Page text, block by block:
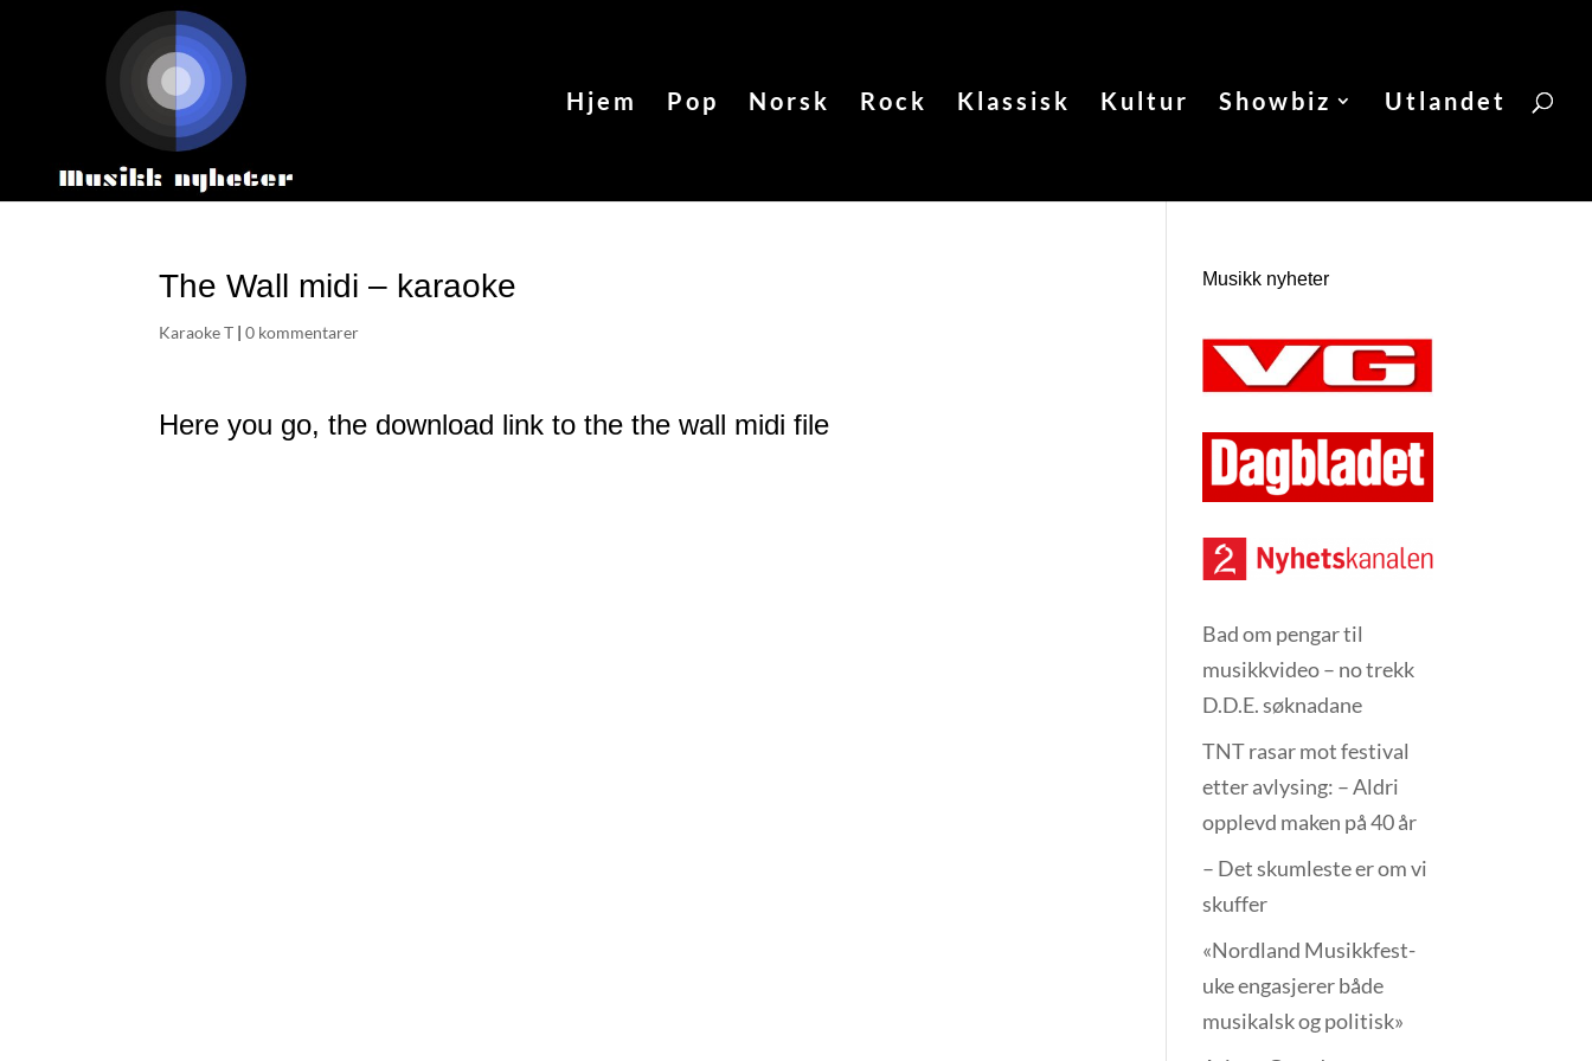
Hjem Pop Norsk Rock Klassisk Kultur Showbiz Utlandet
The Wall midi – karaoke
Karaoke T |0 kommentarer
Here you go, the download link to the the wall midi file
Musikk nyheter
Bad om pengar til
musikkvideo – no trekk
D.D.E. søknadane
TNT rasar mot festival
etter avlysing: – Aldri
opplevd maken på 40 år
– Det skumleste er om vi
skuffer
«Nordland Musikkfest­
uke engasjerer både
musikalsk og politisk»